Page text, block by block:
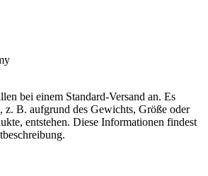
bei einem Standard-Versand an. Es
z. B. aufgrund des Gewichts, Größe oder
entstehen. Diese Informationen findest